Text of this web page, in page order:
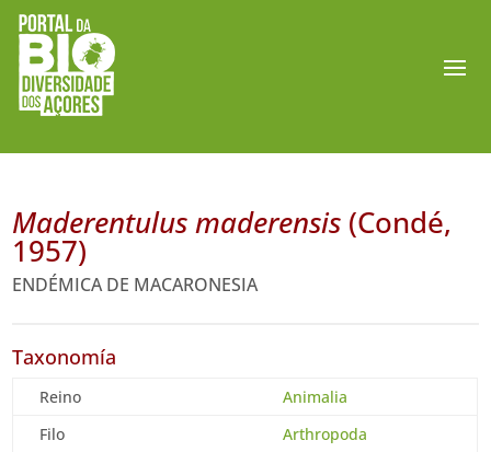
Maderentulus maderensis (Condé,
1957)
ENDÉMICA DE MACARONESIA
Taxonomía
Reino
Animalia
Filo
Arthropoda